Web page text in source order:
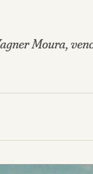
Moura,